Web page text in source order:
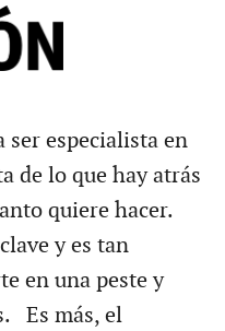
ser especialista en
de lo que hay atrás
quiere hacer.
y es tan
en una peste y
Es más, el